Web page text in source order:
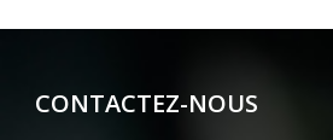
CONTACTEZ-NOUS